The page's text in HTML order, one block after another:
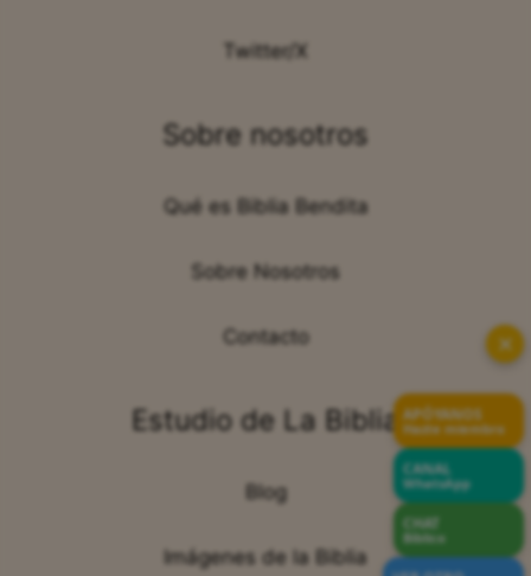
Twitter/X
Sobre nosotros
Qué es Biblia Bendita
Sobre Nosotros
Contacto
Estudio de La Biblia
Blog
Imágenes de la Biblia
✕
APÓYANOS
Hazte miembro
CANAL
WhatsApp
CHAT
Bíblico